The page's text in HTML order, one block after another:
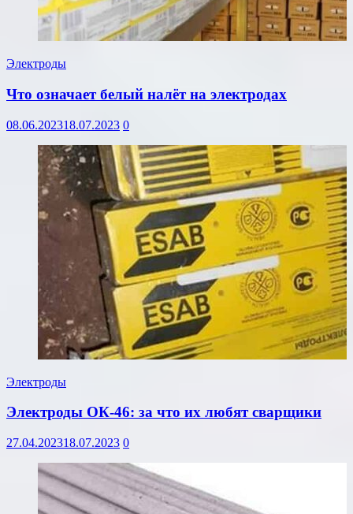
Электроды
Что означает белый налёт на электродах
08.06.202318.07.2023 0
Электроды
Электроды ОК-46: за что их любят сварщики
27.04.202318.07.2023 0